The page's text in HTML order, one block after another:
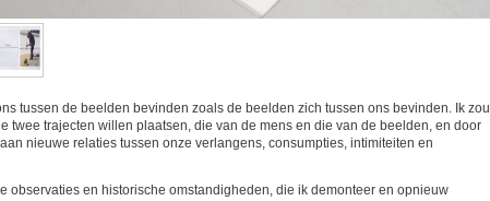
tussen de beelden bevinden zoals de beelden zich tussen ons bevinden. Ik zou
twee trajecten willen plaatsen, die van de mens en die van de beelden, en door
nieuwe relaties tussen onze verlangens, consumpties, intimiteiten en
observaties en historische omstandigheden, die ik demonteer en opnieuw